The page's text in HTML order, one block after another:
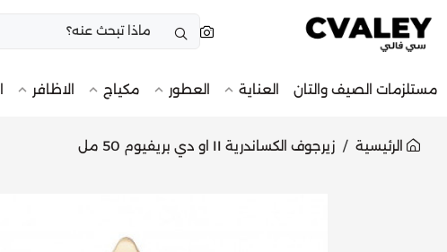
مستلزمات الصيف والتان العناية العطور مكياج الاظافر
الرئيسية زيرجوف الكساندرية II او دي بريفيوم 50 مل